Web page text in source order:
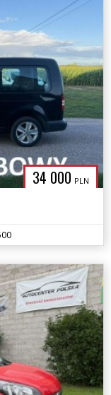
34 000 PLN